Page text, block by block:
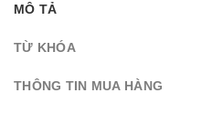
MÔ TẢ
TỪ KHÓA
THÔNG TIN MUA HÀNG